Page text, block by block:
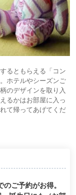
るともらえる「コン
ホテルやシーズンご
のデザインを取り入
るかはお部屋に入っ
て帰ってあげてくだ
ご予約がお得。